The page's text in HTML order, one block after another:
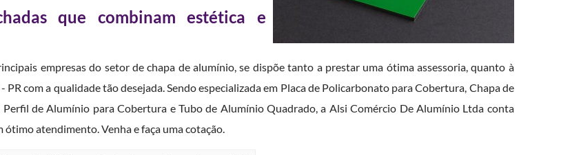
que combinam estética e
empresas do setor de chapa de alumínio, se dispõe tanto a prestar uma ótima assessoria, quanto à
com a qualidade tão desejada. Sendo especializada em Placa de Policarbonato para Cobertura, Chapa de
de Alumínio para Cobertura e Tubo de Alumínio Quadrado, a Alsi Comércio De Alumínio Ltda conta
atendimento. Venha e faça uma cotação.